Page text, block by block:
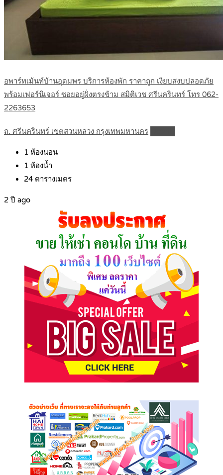
อพาร์ทเม้นท์บ้านอุดมพร บริการห้องพัก ราคาถูก เงียบสงบปลอดภัย
พร้อมเฟอร์นิเจอร์ ซอยอยู่ฝั่งตรงข้าม สมิติเวช ศรีนครินทร์ โทร 062-
2263653
ถ. ศรีนครินทร์ เขตสวนหลวง กรุงเทพมหานคร
1 ห้องนอน
1 ห้องน้ำ
24 ตารางเมตร
2 ปี ago